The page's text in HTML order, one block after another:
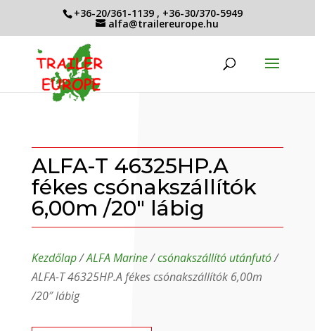
+36-20/361-1139 , +36-30/370-5949
alfa@trailereurope.hu
ALFA-T 46325HP.A
fékes csónakszállítók
6,00m /20″ lábig
Kezdőlap/ALFA Marine/csónakszállító utánfutó/
ALFA-T 46325HP.A fékes csónakszállítók 6,00m
/20″ lábig